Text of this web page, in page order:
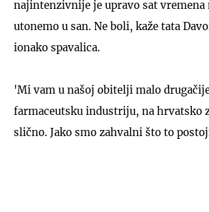
najintenzivnije je upravo sat vremena
utonemo u san. Ne boli, kaže tata
ionako spavalica.
'Mi vam u našoj obitelji malo
farmaceutsku industriju, na hrvatsko
slično. Jako smo zahvalni što to